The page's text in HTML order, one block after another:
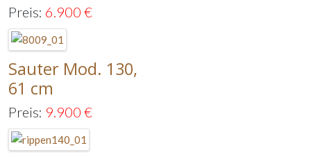
Preis: 6.900 €
Sauter Mod. 130,
61 cm
Preis: 9.900 €